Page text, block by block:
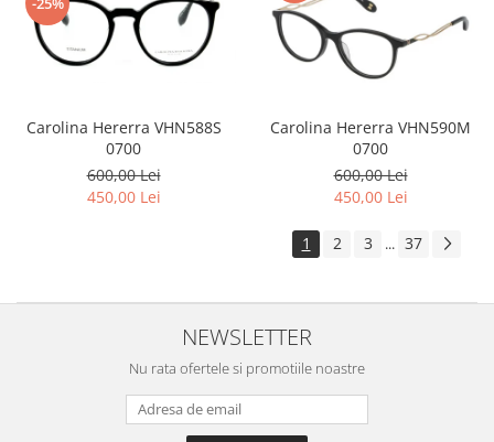
Carolina Hererra VHN588S
0700
600,00 Lei
450,00 Lei
Carolina Hererra VHN590M
0700
600,00 Lei
450,00 Lei
1 2 3 ... 37
NEWSLETTER
Nu rata ofertele si promotiile noastre